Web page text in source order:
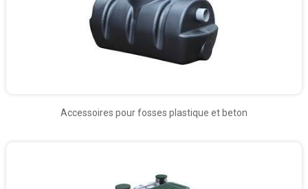
Accessoires pour fosses plastique et beton